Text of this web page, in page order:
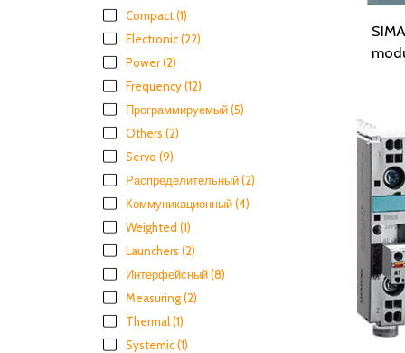
Compact(1)
Electronic(22)
Power(2)
Frequency(12)
Программируемый(5)
Others (2)
Servo (9)
Распределительный(2)
Коммуникационный(4)
Weighted (1)
Launchers (2)
Интерфейсный(8)
Measuring(2)
Thermal(1)
Systemic(1)